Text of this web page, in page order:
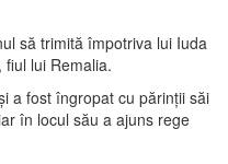
să trimită împotriva lui Iuda
lui Remalia.
a fost îngropat cu părinţii săi
în locul său a ajuns rege